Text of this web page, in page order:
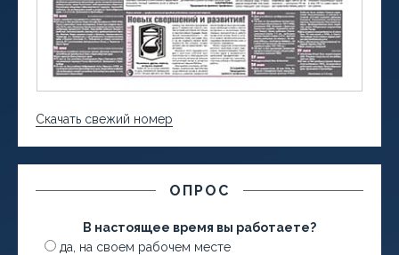
Скачать свежий номер
ОПРОС
В настоящее время вы работаете?
да, на своем рабочем месте